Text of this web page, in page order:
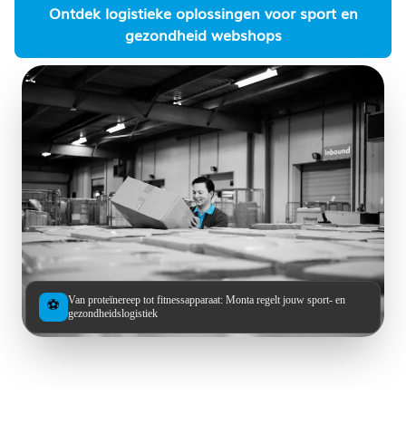
Ontdek logistieke oplossingen voor sport en
gezondheid webshops
⚽
Van proteïnereep tot fitnessapparaat: Monta regelt jouw sport- en
gezondheidslogistiek